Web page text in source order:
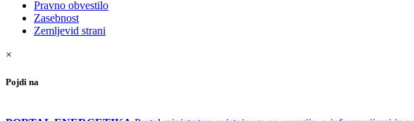
Pravno obvestilo
Zasebnost
Zemljevid strani
×
Pojdi na